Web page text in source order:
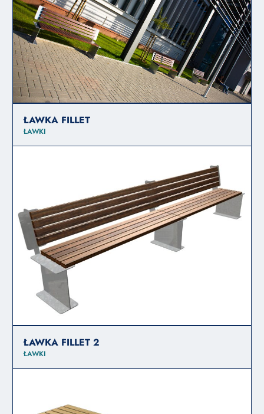
ŁAWKA FILLET
ŁAWKI
ŁAWKA FILLET 2
ŁAWKI